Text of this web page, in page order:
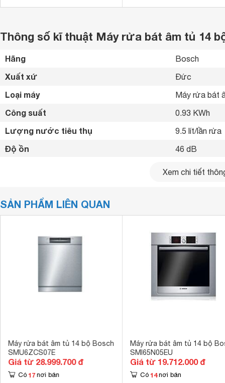
Thông số kĩ thuật Máy rửa bát âm tủ 14
Hãng Bosch
Xuất xứ Đức
Loại máy Máy rửa bát
Công suất 0.93 KWh
Lượng nước tiêu thụ 9.5 lít/lần rửa
Độ ồn 46 dB
14 bộ
Chất liệu cửa
Số chương trình hoạt động 6 chương
Hẹn giờ rửa 1-24h
815 x 598 x
Xem chi tiết
SẢN PHẨM LIÊN QUAN
Máy rửa bát âm tủ 14 bộ Bosch
SMU6ZCS07E
Giá từ 28.999.700 đ
Có 17 nơi bán
Máy rửa bát âm tủ 14 bộ
SMI65N05EU
Giá từ 19.712.000 đ
Có 14 nơi bán